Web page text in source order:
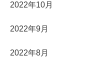
2022年10月
2022年9月
2022年8月